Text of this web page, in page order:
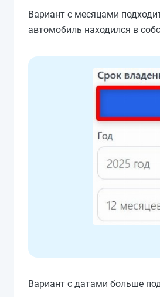
Вариант с месяцами
автомобиль находился в
Вариант с датами больше